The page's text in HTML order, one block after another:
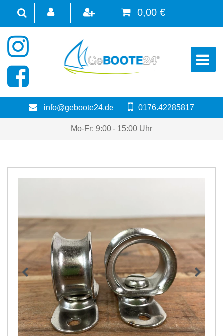
0,00 €
☰
info@geboote24.de 0176.42285817
Mo-Fr: 9:00 - 15:00 Uhr